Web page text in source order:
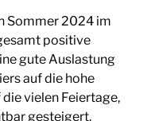
Sommer 2024 im
positive
gute Auslastung
auf die hohe
vielen Feiertage,
gesteigert.